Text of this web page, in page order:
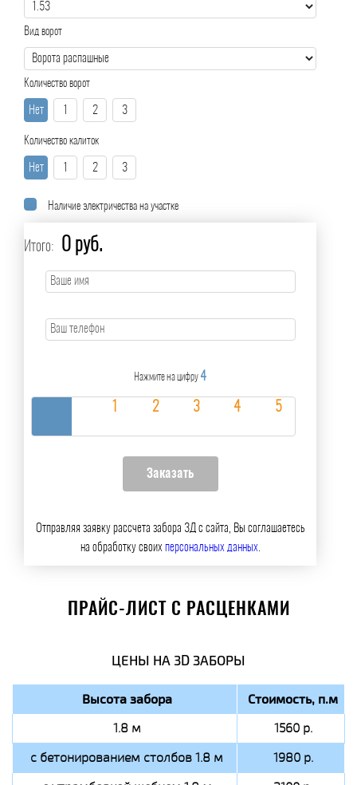
Вид ворот
Количество ворот
Нет 2 3
Количество калиток
Нет 2 3
Наличие электричества на участке
Итого: 0 руб.
Нажмите на цифру 4
Отправляя заявку рассчета забора 3Д с сайта, Вы соглашаетесь
на обработку своих персональных данных.
ПРАЙС-ЛИСТ С РАСЦЕНКАМИ
ЦЕНЫ НА 3D ЗАБОРЫ
Высота забора Стоимость, п.м
1.8 м
1560 р.
с бетонированием столбов 1.8 м
1980 р.